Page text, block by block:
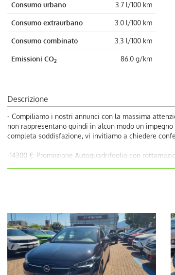
Consumo urbano 3.7 l/100 km
Consumo extraurbano 3.0 l/100 km
Consumo combinato 3.3 l/100 km
Emissioni CO2 86.0 g/km
Descrizione
- Compiliamo i nostri annunci con la massima
non rappresentano quindi in alcun modo un
completa soddisfazione, vi invitiamo a chiedere
-14300 €: Promozione Autoquadrifoglio con
- CHILOMETRAGGIO CERTIFICATO.
- Auto guidabile anche da un Neopatentato.
- La vettura si trova presso la nostra sede in Via
Chatta con noi su Whatsapp o chiamaci per